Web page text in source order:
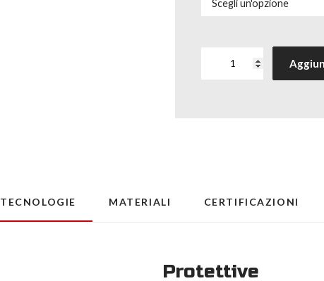
TECNOLOGIE MATERIALI CERTIFICAZIONI
Protettive